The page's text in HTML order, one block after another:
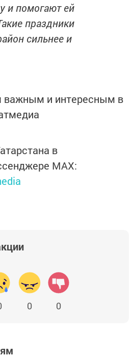
и помогают ей
праздники
сильнее и
важным и интересным в
в
MАХ:
0 0